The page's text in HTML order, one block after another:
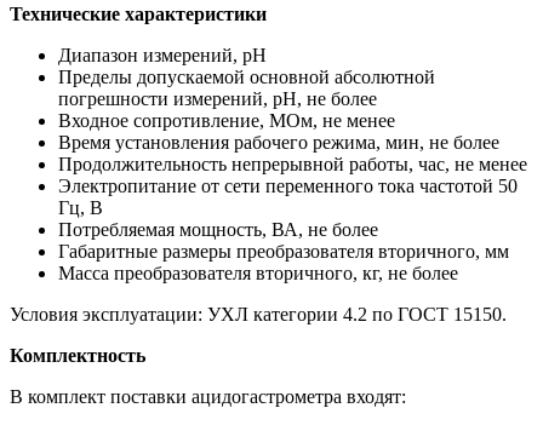
Технические характеристики
Диапазон измерений, рН
Пределы допускаемой основной абсолютной
погрешности измерений, рН, не более
Входное сопротивление, МОм, не менее
Время установления рабочего режима, мин, не более
Продолжительность непрерывной работы, час, не менее
Электропитание от сети переменного тока частотой 50
Гц, В
Потребляемая мощность, ВА, не более
Габаритные размеры преобразователя вторичного, мм
Масса преобразователя вторичного, кг, не более
Условия эксплуатации: УХЛ категории 4.2 по ГОСТ 15150.
Комплектность
В комплект поставки ацидогастрометра входят: